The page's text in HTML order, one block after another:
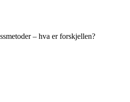
– hva er forskjellen?